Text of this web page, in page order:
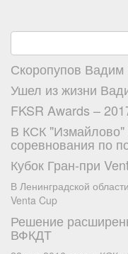
Скоропупов Вадим
Ушел из жизни
FKSR Awards –
В КСК "Измайлово"
соревнования по
Кубок Гран-при
В Ленинградской
Venta Cup
Решение
ВФКДТ